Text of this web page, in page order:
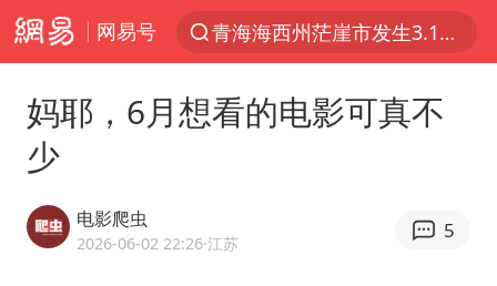
网易号
以“新”破局 首发经济点亮城市消费活力
台风白海豚登陆地点更新
吉林一“温度计大楼”读数爆表
妈耶，6月想看的电影可真不
少
电影爬虫
2026-06-02 22:26·江苏
5